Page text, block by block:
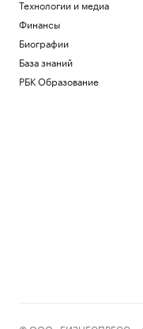
завершилась трудовая
подростков
Пресс-релиз
Власти предупредили
дождях 7 августа
Общество
Фермы, рестораны и
листинга облигаций:
Технологии и медиа
Финансы
Биографии
База знаний
РБК Образование